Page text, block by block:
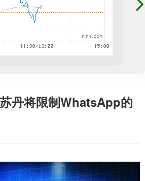
丹将限制WhatsApp的